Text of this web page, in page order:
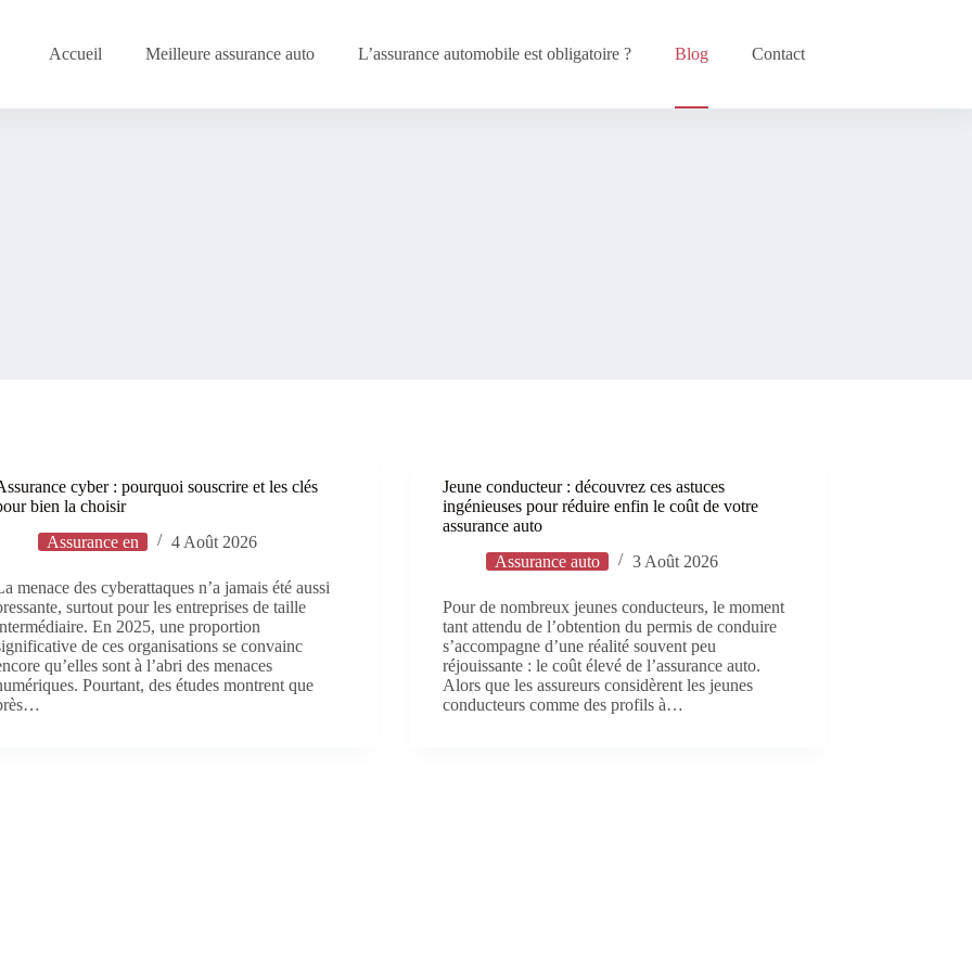
Accueil Meilleure assurance auto L’assurance automobile est obligatoire ? Blog Contact
cyber : pourquoi souscrire et les clés
bien la choisir
Assurance en
4 Août 2026
menace des cyberattaques n’a jamais été aussi
surtout pour les entreprises de taille
En 2025, une proportion
de ces organisations se convainc
qu’elles sont à l’abri des menaces
Pourtant, des études montrent que
Jeune conducteur : découvrez ces astuces
ingénieuses pour réduire enfin le coût de votre
assurance auto
Assurance auto
3 Août 2026
Pour de nombreux jeunes conducteurs, le moment
tant attendu de l’obtention du permis de conduire
s’accompagne d’une réalité souvent peu
réjouissante : le coût élevé de l’assurance auto.
Alors que les assureurs considèrent les jeunes
conducteurs comme des profils à…